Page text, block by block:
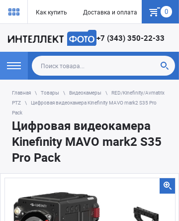
Как купить Доставка и оплата Гарантия
0
+7 (343) 350-22-33
Главная Товары Видеокамеры
RED/Kinefinity/Avmatrix
PTZ
Цифровая видеокамера Kinefinity MAVO mark2 S35 Pro
Pack
Цифровая видеокамера
Kinefinity MAVO mark2 S35
Pro Pack